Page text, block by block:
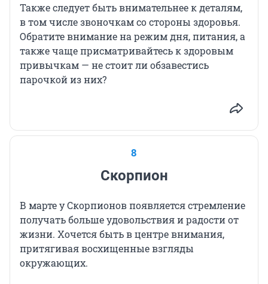
Также следует быть внимательнее к деталям,
в том числе звоночкам со стороны здоровья.
Обратите внимание на режим дня, питания, а
также чаще присматривайтесь к здоровым
привычкам — не стоит ли обзавестись
парочкой из них?
8
Скорпион
В марте у Скорпионов появляется стремление
получать больше удовольствия и радости от
жизни. Хочется быть в центре внимания,
притягивая восхищенные взгляды
окружающих.